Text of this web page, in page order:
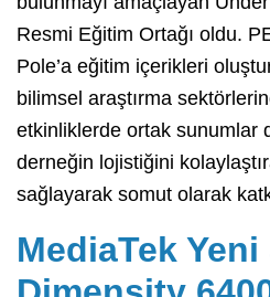
Resmi Eğitim Ortağı oldu.
Pole’a eğitim içerikleri
bilimsel araştırma
etkinliklerde ortak sunumlar
derneğin lojistiğini
sağlayarak somut olarak
MediaTek Yeni